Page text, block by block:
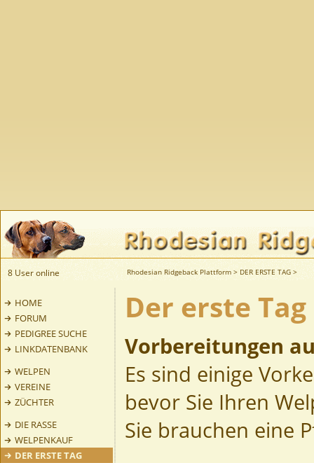
8 User online Rhodesian Ridgeback Plattform > DER ERSTE TAG >
HOME
FORUM
PEDIGREE SUCHE
LINKDATENBANK
WELPEN
VEREINE
ZÜCHTER
DIE RASSE
WELPENKAUF
DER ERSTE TAG
Der erste Tag
Vorbereitungen
Es sind einige
bevor Sie Ihren
Sie brauchen eine